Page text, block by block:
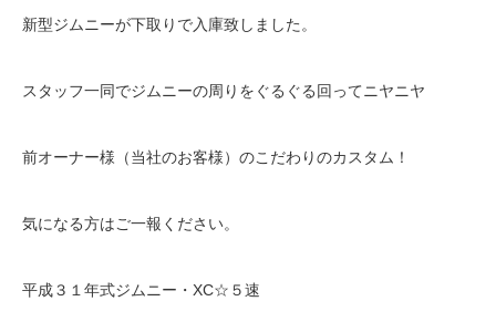
新型ジムニーが下取りで入庫致しました。
スタッフ一同でジムニーの周りをぐるぐる回ってニヤニヤ
前オーナー様（当社のお客様）のこだわりのカスタム！
気になる方はご一報ください。
平成３１年式ジムニー・XC☆５速